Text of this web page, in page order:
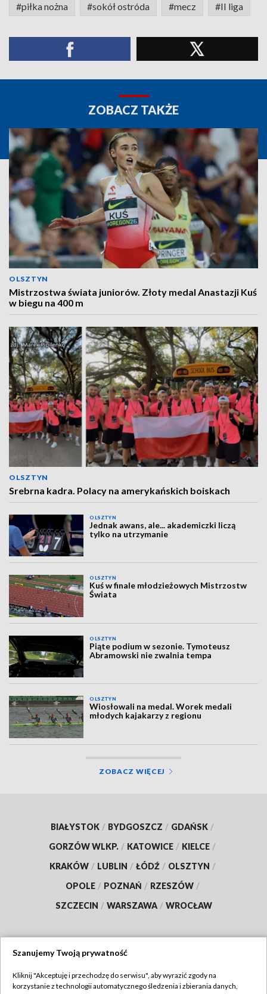
#piłka nożna #sokół ostróda #mecz #II liga
ZOBACZ TAKŻE
OLSZTYN
Mistrzostwa świata juniorów. Złoty medal Anastazji Kuś
w biegu na 400 m
OLSZTYN
Srebrna kadra. Polacy na amerykańskich boiskach
OLSZTYN
Jednak awans, ale... akademiczki liczą
tylko na utrzymanie
OLSZTYN
Kuś w finale młodzieżowych Mistrzostw
Świata
OLSZTYN
Piąte podium w sezonie. Tymoteusz
Abramowski nie zwalnia tempa
OLSZTYN
Wiosłowali na medal. Worek medali
młodych kajakarzy z regionu
ZOBACZ WIĘCEJ
BIAŁYSTOK / BYDGOSZCZ / GDAŃSK /
GORZÓW WLKP. / KATOWICE / KIELCE /
KRAKÓW / LUBLIN / ŁÓDŹ / OLSZTYN /
OPOLE / POZNAŃ / RZESZÓW /
SZCZECIN / WARSZAWA / WROCŁAW
TVP
Szanujemy Twoją prywatność
Kliknij "Akceptuję i przechodzę do serwisu", aby wyrazić zgody na
korzystanie z technologii automatycznego śledzenia i zbierania danych,